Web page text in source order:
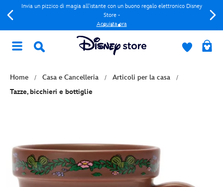
Invia un pizzico di magia all'istante con un buono regalo elettronico Disney
Store -
Acquista ora
Home Casa e Cancelleria
Articoli per la casa
Tazze, bicchieri e bottiglie